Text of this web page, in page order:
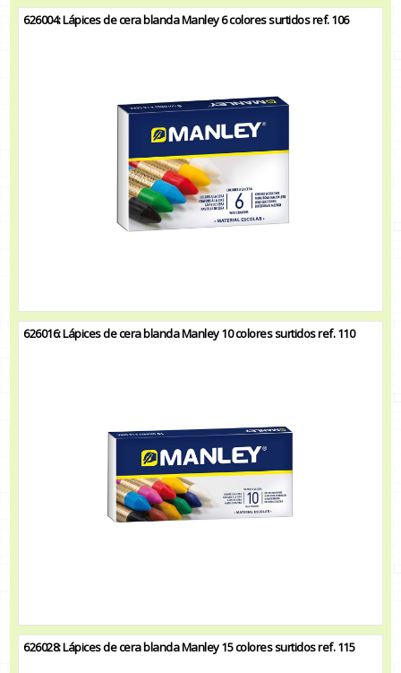
626004: Lápices de cera blanda Manley 6 colores surtidos ref. 106
626016: Lápices de cera blanda Manley 10 colores surtidos ref. 110
626028: Lápices de cera blanda Manley 15 colores surtidos ref. 115